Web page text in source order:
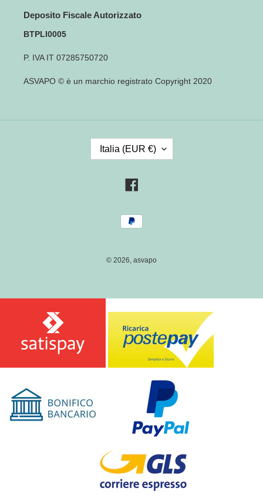
Deposito Fiscale Autorizzato
BTPLI0005
P. IVA IT 07285750720
ASVAPO © è un marchio registrato Copyright 2020
Italia (EUR €)
Metodi
di
© 2026, asvapo